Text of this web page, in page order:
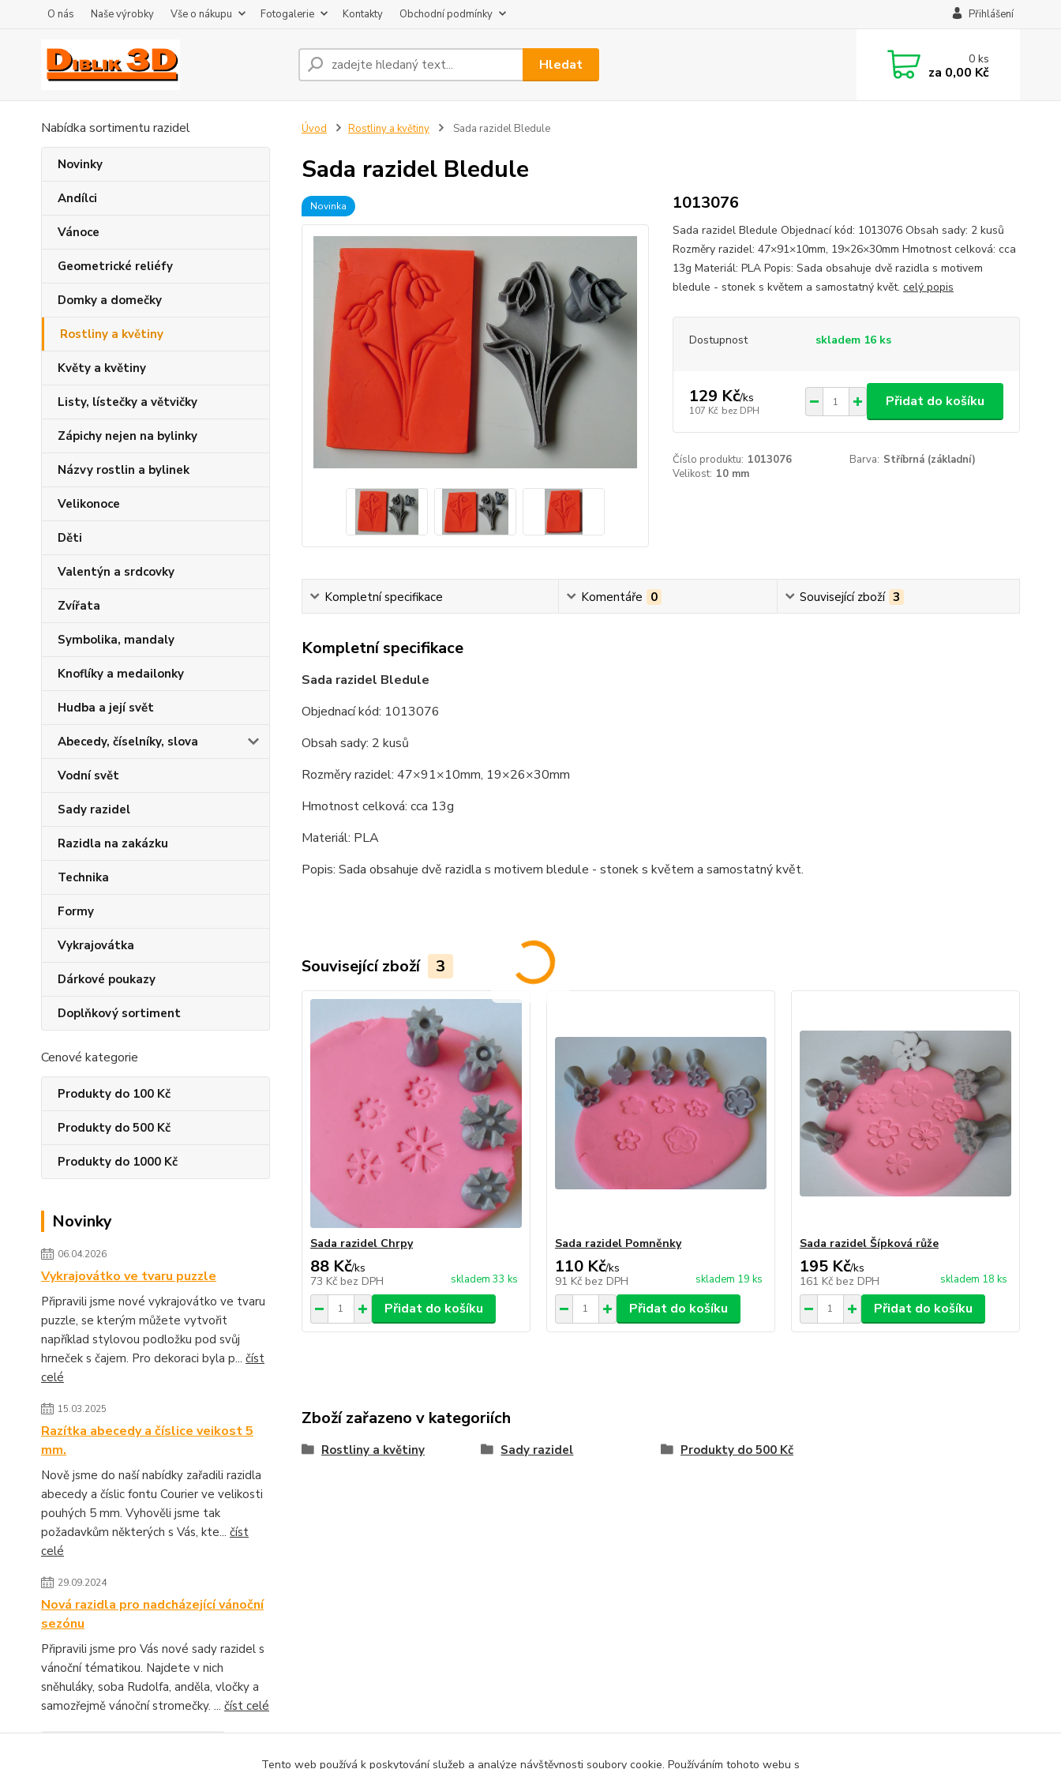
O nás Naše výrobky Vše o nákupu Fotogalerie Kontakty Obchodní podmínky Přihlášení
Hledat 0ks
za 0,00 Kč
Nabídka sortimentu razidel
Novinky
Andílci
Vánoce
Geometrické reliéfy
Domky a domečky
Rostliny a květiny
Květy a květiny
Listy, lístečky a větvičky
Zápichy nejen na bylinky
Názvy rostlin a bylinek
Velikonoce
Děti
Valentýn a srdcovky
Zvířata
Symbolika, mandaly
Knoflíky a medailonky
Hudba a její svět
Abecedy, číselníky, slova
Vodní svět
Sady razidel
Razidla na zakázku
Technika
Formy
Vykrajovátka
Dárkové poukazy
Doplňkový sortiment
Cenové kategorie
Produkty do 100 Kč
Produkty do 500 Kč
Produkty do 1000 Kč
Novinky
06.04.2026
Vykrajovátko ve tvaru puzzle
Připravili jsme nové vykrajovátko ve tvaru
puzzle, se kterým můžete vytvořit
například stylovou podložku pod svůj
hrneček s čajem. Pro dekoraci byla p... číst
celé
15.03.2025
Razítka abecedy a číslice veikost 5
mm.
Nově jsme do naší nabídky zařadili razidla
abecedy a číslic fontu Courier ve velikosti
pouhých 5 mm. Vyhověli jsme tak
požadavkům některých s Vás, kte... číst
celé
29.09.2024
Nová razidla pro nadcházející vánoční
sezónu
Připravili jsme pro Vás nové sady razidel s
vánoční tématikou. Najdete v nich
sněhuláky, soba Rudolfa, anděla, vločky a
samozřejmě vánoční stromečky. ... číst celé
Úvod Rostliny a květiny Sada razidel Bledule
Sada razidel Bledule
Novinka 1013076
Sada razidel Bledule Objednací kód: 1013076 Obsah sady: 2 kusů
Rozměry razidel: 47×91×10mm, 19×26×30mm Hmotnost celková: cca
13g Materiál: PLA Popis: Sada obsahuje dvě razidla s motivem
bledule - stonek s květem a samostatný květ. celý popis
Dostupnost skladem 16 ks
129 Kč/ks
107 Kč bez DPH
Přidat do košíku
Číslo produktu: 1013076 Barva: Stříbrná (základní)
Velikost: 10 mm
Kompletní specifikace Komentáře 0 Související zboží 3
Kompletní specifikace
Sada razidel Bledule
Objednací kód: 1013076
Obsah sady: 2 kusů
Rozměry razidel: 47×91×10mm, 19×26×30mm
Hmotnost celková: cca 13g
Materiál: PLA
Popis: Sada obsahuje dvě razidla s motivem bledule - stonek s květem a samostatný květ.
Související zboží 3
Sada razidel Chrpy
88 Kč/ks
73 Kč bez DPH skladem 33 ks
Přidat do košíku
Sada razidel Pomněnky
110 Kč/ks
91 Kč bez DPH skladem 19 ks
Přidat do košíku
Sada razidel Šípková růže
195 Kč/ks
161 Kč bez DPH skladem 18 ks
Přidat do košíku
Zboží zařazeno v kategoriích
Rostliny a květiny Sady razidel Produkty do 500 Kč
Tento web používá k poskytování služeb a analýze návštěvnosti soubory cookie. Používáním tohoto webu s